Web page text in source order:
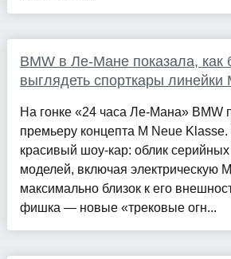
BMW в Ле-Мане показала, как
выглядеть спорткары линейки
На гонке «24 часа Ле-Мана» BMW
премьеру концепта M Neue
красивый шоу-кар: облик
моделей, включая электрическую
максимально близок к его
фишка — новые «трековые огн...